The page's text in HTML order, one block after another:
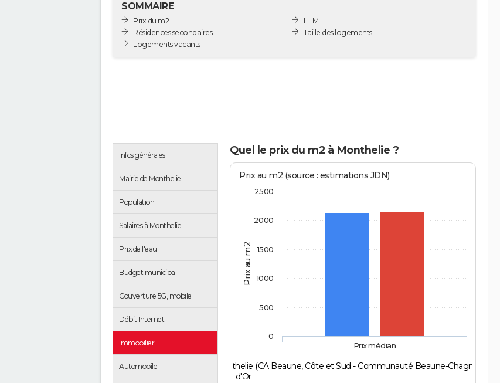
SOMMAIRE
Prix du m2
Résidences secondaires
Logements vacants
HLM
Taille des logements
Infos générales
Mairie de Monthelie
Population
Salaires à Monthelie
Prix de l'eau
Budget municipal
Couverture 5G, mobile
Débit Internet
Immobilier
Automobile
Quel le prix du m2 à Monthelie ?
Prix au m2
Prix au m2 (source : estimations JDN)
Monthelie (CA Beaune, Côte et Sud - Communauté Beaune-Chagny-Nolay)
Côte-d'Or
Prix médian
0
500
1000
1500
2000
2500